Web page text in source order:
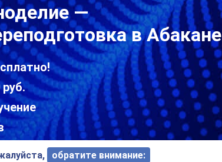
—
в Абакане
обратите внимание: